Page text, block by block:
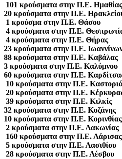
101 κρούσματα στην Π.Ε. Ημαθίας
20 κρούσματα στην Π.Ε.
1 κρούσμα στην Π.Ε. Θάσου
4 κρούσματα στην Π.Ε.
4 κρούσματα στην Π.Ε. Θήρας
23 κρούσματα στην Π.Ε.
88 κρούσματα στην Π.Ε. Καβάλας
3 κρούσματα στην Π.Ε. Καλύμνου
60 κρούσματα στην Π.Ε.
10 κρούσματα στην Π.Ε.
20 κρούσματα στην Π.Ε.
39 κρούσματα στην Π.Ε. Κιλκίς
32 κρούσματα στην Π.Ε. Κοζάνης
10 κρούσματα στην Π.Ε. Κορινθίας
2 κρούσματα στην Π.Ε. Λακωνίας
160 κρούσματα στην Π.Ε. Λάρισας
5 κρούσματα στην Π.Ε. Λασιθίου
28 κρούσματα στην Π.Ε. Λέσβου